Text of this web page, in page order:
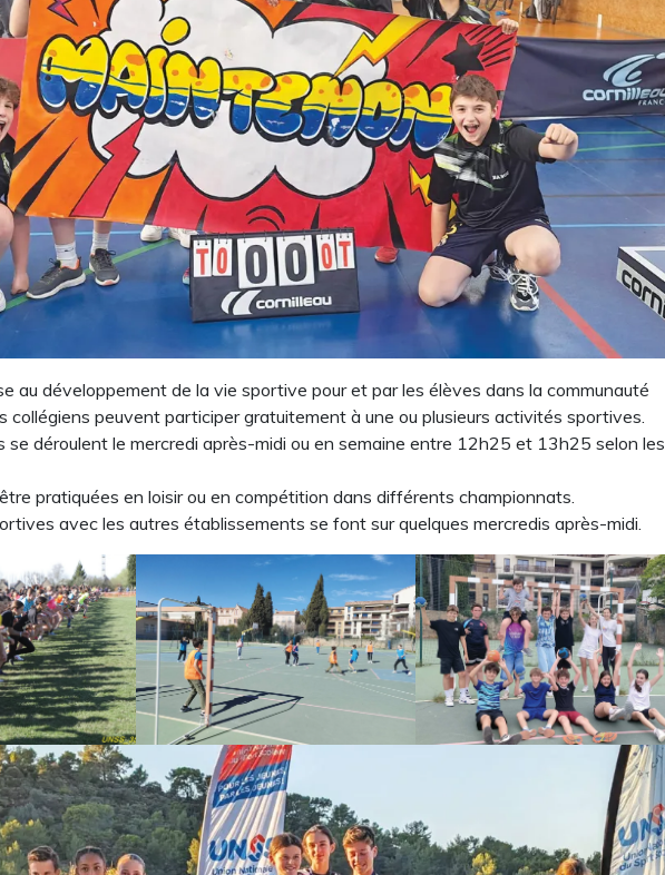
au développement de la vie sportive pour et par les élèves dans la communauté
collégiens peuvent participer gratuitement à une ou plusieurs activités sportives.
se déroulent le mercredi après-midi ou en semaine entre 12h25 et 13h25 selon les
pratiquées en loisir ou en compétition dans différents championnats.
avec les autres établissements se font sur quelques mercredis après-midi.